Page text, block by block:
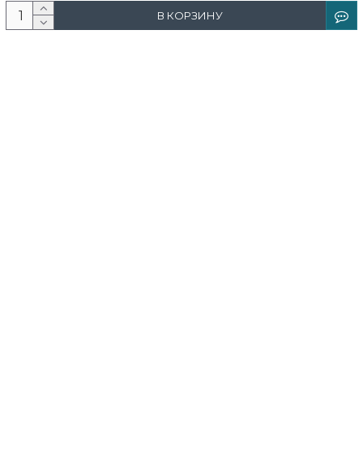
В КОРЗИНУ
О компании
Новости и акции